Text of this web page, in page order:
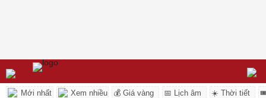
Mới nhất Xem nhiều 💰 Giá vàng 📅 Lịch âm ☀️ Thời tiết